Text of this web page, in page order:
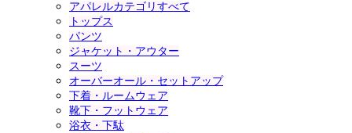
アパレルカテゴリすべて
トップス
パンツ
ジャケット・アウター
スーツ
オーバーオール・セットアップ
下着・ルームウェア
靴下・フットウェア
浴衣・下駄